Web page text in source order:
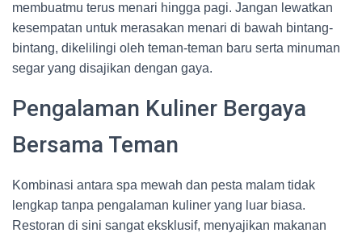
membuatmu terus menari hingga pagi. Jangan lewatkan
kesempatan untuk merasakan menari di bawah bintang-
bintang, dikelilingi oleh teman-teman baru serta minuman
segar yang disajikan dengan gaya.
Pengalaman Kuliner Bergaya
Bersama Teman
Kombinasi antara spa mewah dan pesta malam tidak
lengkap tanpa pengalaman kuliner yang luar biasa.
Restoran di sini sangat eksklusif, menyajikan makanan